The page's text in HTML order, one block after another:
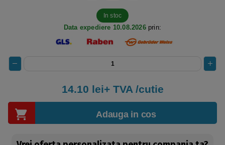
In stoc
Data expediere 10.08.2026prin:
14.10 lei+ TVA /cutie
Adauga in cos